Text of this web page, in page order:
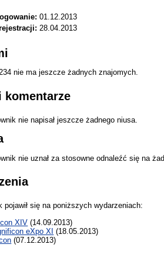
01.12.2013
28.04.2013
nie ma jeszcze żadnych znajomych.
komentarze
nie napisał jeszcze żadnego niusa.
nie uznał za stosowne odnaleźć się na
pojawił się na poniższych wydarzeniach:
XIV (14.09.2013)
eXpo XI (18.05.2013)
(07.12.2013)